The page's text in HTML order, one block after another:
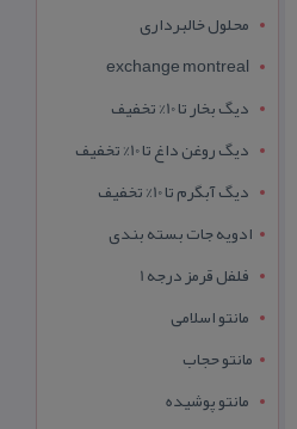
محلول خالبرداری
exchange montreal
دیگ بخار تا 10% تخفیف
دیگ روغن داغ تا 10% تخفیف
دیگ آبگرم تا 10% تخفیف
ادویه جات بسته بندی
فلفل قرمز درجه 1
مانتو اسلامی
مانتو حجاب
مانتو پوشیده